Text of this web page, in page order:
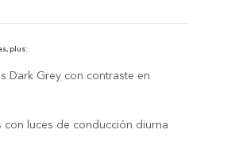
plus:
Dark Grey con contraste en
con luces de conducción diurna